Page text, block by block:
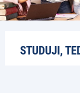
STUDUJI,